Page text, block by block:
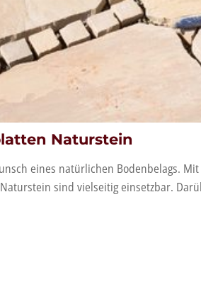
Naturstein
eines natürlichen Bodenbelags.
sind vielseitig einsetzbar.